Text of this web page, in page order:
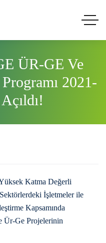
ÜR-GE Ve
2021-
Katma Değerli
İşletmeler ile
Kapsamında
Ür-Ge Projelerinin